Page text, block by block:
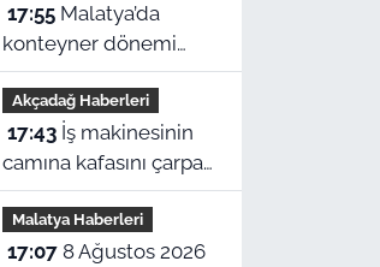
17:55Malatya’da
konteyner dönemi
bitiyor: Sadece 2 kent
kalacak
Akçadağ Haberleri
17:43İş makinesinin
camına kafasını çarpan
operatör yaralandı
Malatya Haberleri
17:078 Ağustos 2026